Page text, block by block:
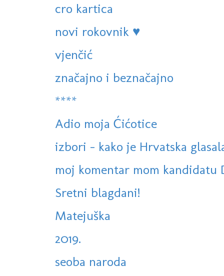
cro kartica
novi rokovnik ♥
vjenčić
značajno i beznačajno
****
Adio moja Ćićotice
izbori - kako je Hrvatska
moj komentar mom kandidatu
Sretni blagdani!
Matejuška
2019.
seoba naroda